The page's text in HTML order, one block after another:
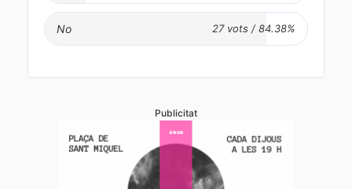
No
Publicitat